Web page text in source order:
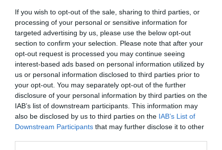
If you wish to opt-out of the sale, sharing to third parties, or
processing of your personal or sensitive information for
targeted advertising by us, please use the below opt-out
section to confirm your selection. Please note that after your
opt-out request is processed you may continue seeing
interest-based ads based on personal information utilized by
us or personal information disclosed to third parties prior to
your opt-out. You may separately opt-out of the further
disclosure of your personal information by third parties on the
IAB’s list of downstream participants. This information may
also be disclosed by us to third parties on the IAB’s List of
Downstream Participants that may further disclose it to other
bresciano.
À la tête du groupe il avait F.T., libre professionnel de
37 ans, déja arrêté au mois d’aout dernier pour le
même délit : association à commettre un crime
conclue à l’entrée illégale d’extracommunautaires.
L’homme qui à l’instant de l’arrêtation était en
arrestation domicile, il a un studio à Brescia et un
autre à Milan, à la place Cadorna, où venaient se faire
arranger les citoyens étrangers, chinois et marocains,
pour la préparation de faux documents. Le groupe